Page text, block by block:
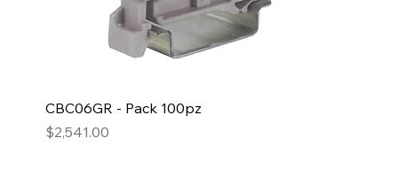
CBC06GR - Pack 100pz
Precio
$2,541.00